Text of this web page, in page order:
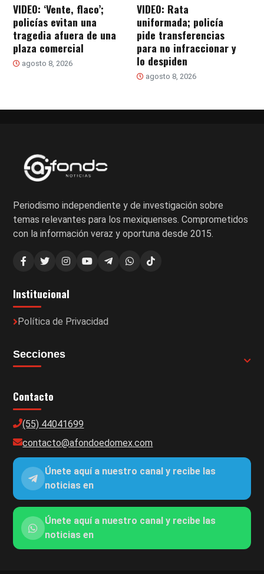
VIDEO: ‘Vente, flaco’;
policías evitan una
tragedia afuera de una
plaza comercial
agosto 8, 2026
VIDEO: Rata
uniformada; policía
pide transferencias
para no infraccionar y
lo despiden
agosto 8, 2026
Periodismo independiente y de investigación sobre
temas relevantes para los mexiquenses. Comprometidos
con la información veraz y oportuna desde 2015.
Institucional
Política de Privacidad
Secciones
Contacto
(55) 44041699
contacto@afondoedomex.com
Únete aquí a nuestro canal y recibe las
noticias en
Únete aquí a nuestro canal y recibe las
noticias en